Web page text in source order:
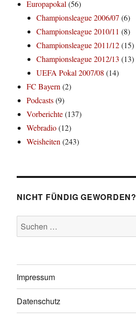
Europapokal(56)
Championsleague 2006/07 (6)
Championsleague 2010/11 (8)
Championsleague 2011/12(15)
Championsleague 2012/13 (13)
UEFA Pokal 2007/08 (14)
FC Bayern(2)
Podcasts(9)
Vorberichte(137)
Webradio(12)
Weisheiten(243)
NICHT FÜNDIG GEWORDEN?
Suchen
nach:
Impressum
Datenschutz